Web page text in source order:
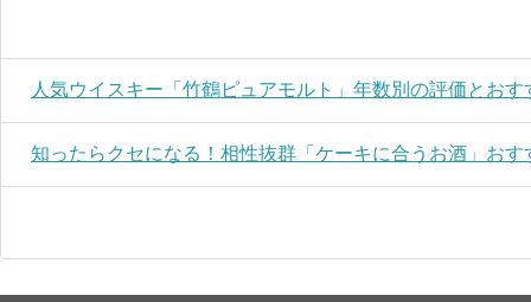
人気ウイスキー「竹鶴ピュアモルト」年数別の評価とおす
知ったらクセになる！相性抜群「ケーキに合うお酒」おす